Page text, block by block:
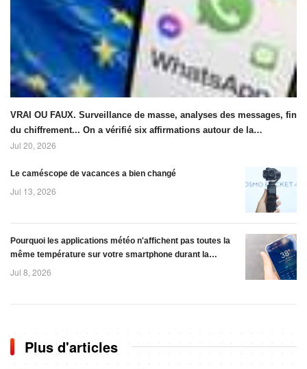
s\'écraser
accidentellement
Lune,mercredi 5
août. Cette coll
Wang – lors du
Congrès
international des
mathématiciens à
Phil
VRAI OU FAUX. Surveillance de masse, analyses des messages, fin
du chiffrement... On a vérifié six affirmations autour de la
prolongation de &#92;"Chat Control&#92;" dans l'Union
Jul 20, 2026
Le caméscope de vacances a bien changé
Jul 13, 2026
Pourquoi les applications météo n'affichent pas toutes la
même température sur votre smartphone durant la
canicule
Jul 8, 2026
Plus d'articles